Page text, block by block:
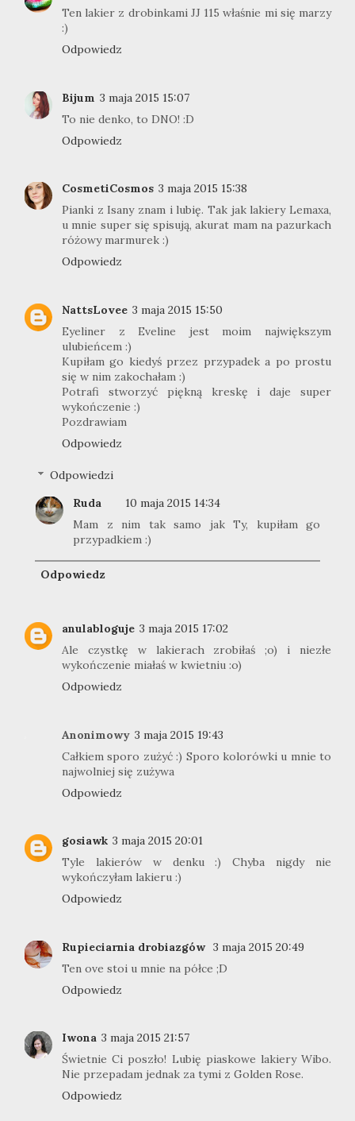
Ten lakier z drobinkami JJ 115 właśnie mi się marzy
:)
Odpowiedz
Bijum 3 maja 2015 15:07
To nie denko, to DNO! :D
Odpowiedz
CosmetiCosmos 3 maja 2015 15:38
Pianki z Isany znam i lubię. Tak jak lakiery Lemaxa,
u mnie super się spisują, akurat mam na pazurkach
różowy marmurek :)
Odpowiedz
NattsLovee 3 maja 2015 15:50
Eyeliner z Eveline jest moim największym
ulubieńcem :)
Kupiłam go kiedyś przez przypadek a po prostu
się w nim zakochałam :)
Potrafi stworzyć piękną kreskę i daje super
wykończenie :)
Pozdrawiam
Odpowiedz
Odpowiedzi
Ruda
10 maja 2015 14:34
Mam z nim tak samo jak Ty, kupiłam go
przypadkiem :)
Odpowiedz
anulabloguje 3 maja 2015 17:02
Ale czystkę w lakierach zrobiłaś ;o) i niezłe
wykończenie miałaś w kwietniu :o)
Odpowiedz
Anonimowy 3 maja 2015 19:43
Całkiem sporo zużyć :) Sporo kolorówki u mnie to
najwolniej się zużywa
Odpowiedz
gosiawk 3 maja 2015 20:01
Tyle lakierów w denku :) Chyba nigdy nie
wykończyłam lakieru :)
Odpowiedz
Rupieciarnia drobiazgów 3 maja 2015 20:49
Ten ove stoi u mnie na półce ;D
Odpowiedz
Iwona 3 maja 2015 21:57
Świetnie Ci poszło! Lubię piaskowe lakiery Wibo.
Nie przepadam jednak za tymi z Golden Rose.
Odpowiedz